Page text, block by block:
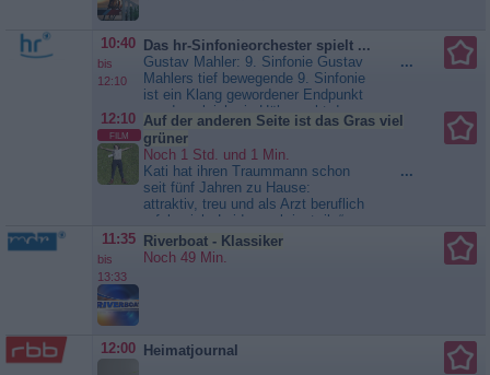
ihrer strengen Großmutter zu
Schülerin gar nicht begeistert und
stellt sich quer. Auf dem Land hat
sie keine Lust, sich vom
Stallburschen Sam überwachen zu
lassen. Doch dann entdeckt sie
im...
Ostwind (1)
10:40
bis
12:10
Das hr-Sinfonieorchester spielt ...
Gustav Mahler: 9. Sinfonie Gustav
Mahlers tief bewegende 9. Sinfonie
ist ein Klang gewordener Endpunkt
- und zugleich ein Höhepunkt der
ganzen Gattung, der Epoche. Nicht
nur der Mensch Mahler sieht sich
vor dem Abgrund, er sieht vielmehr
die Menschheit dort - die Neunte
als universales Requiem, hier zu
erleben mit dem...
Das hr-
...
12:10
FILM
Auf der anderen Seite ist das Gras viel
grüner
Noch 1 Std. und 1 Min.
Kati hat ihren Traummann schon
seit fünf Jahren zu Hause:
attraktiv, treu und als Arzt beruflich
erfolgreich. Leider verbringt „ihr“
Felix inzwischen so viel Zeit bei
der Arbeit im Krankenhaus, dass
...
11:35
bis
13:33
Riverboat - Klassiker
Noch 49 Min.
12:00 Heimatjournal